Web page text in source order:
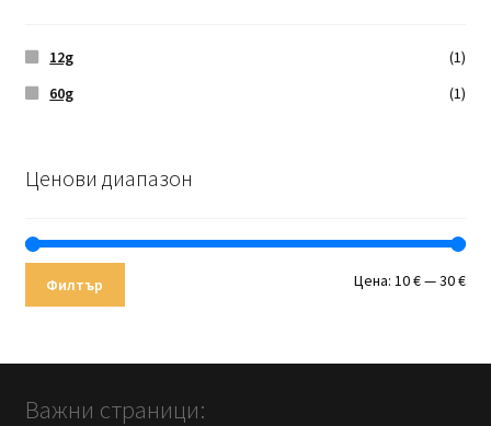
12g
(1)
60g
(1)
Ценови диапазон
Филтър Цена:10 €—30 €
Важни страници: